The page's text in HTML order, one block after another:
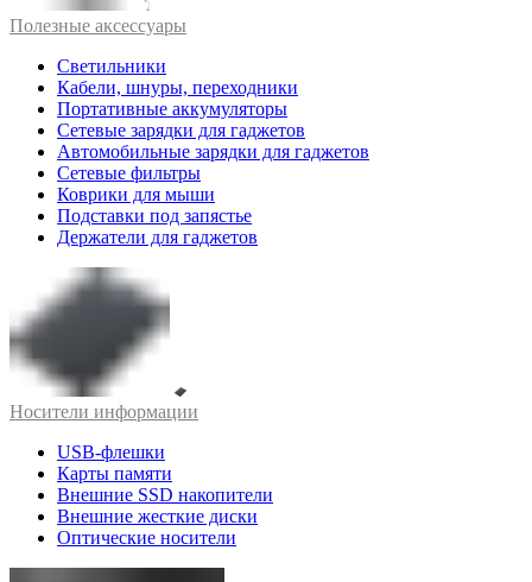
Полезные аксессуары
Светильники
Кабели, шнуры, переходники
Портативные аккумуляторы
Сетевые зарядки для гаджетов
Автомобильные зарядки для гаджетов
Сетевые фильтры
Коврики для мыши
Подставки под запястье
Держатели для гаджетов
Носители информации
USB-флешки
Карты памяти
Внешние SSD накопители
Внешние жесткие диски
Оптические носители